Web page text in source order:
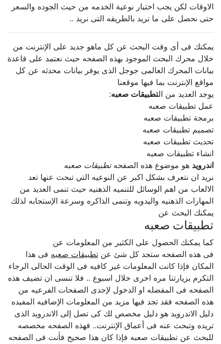
الاوقات لكن يجب اختيار نوعية الخدمه من حيث الجوده والسعر
حتى نحصل على ما نريد بالطريقه التى نريد ..
يمكنك فى أى وقت البحث عن كل ماهو جديد على الإنترنت من
خلال محرك البحث الموجود بهذه الصفحه حيث نعتمد على قاعدة
بيانات المحرك العالمى جوجل الذى يوفر بيانات محدثه عن كل
مواقع الإنترنت بما فيها موقعنا
يوجد العديد من ال تطبيقات صعبه:
عمل تطبيقات صعبه
برمجة تطبيقات صعبه
تصميم تطبيقات صعبه
تحديث تطبيقات صعبه
انشاء تطبيقات صعبه
اندرويدهو موضوع هذه الصفحهتطبيقات صعبه
نريد ان نتعرف بشكل اكبر عن النوعيه التي تبحث عنها تعد
الالعاب من اهم الوسائل للتنميه الذهنيه حيث تنمى العديد من
المهارات الذهنيه واليدويه وتنمى الذاكره وسرعة الإستجابه لذلك
يمكنك البحث عن
تطبيقات صعبه
كما يمكنك الحصول على الكثير من المعلومات عن
فى هذه الصفحه ستجد كل شئ عنتطبيقات صعبهفى هذا
المكان فإذا كانت المعلومات غير كافيه فى الوقت الحالى الرجاء
التكرم بزيارتنا مره اخرى خلال اسبوع .. فلا تنسى ان تضيف هذه
الصفحه فى المفضله او الدخول لإحدى الصفحات الفرعيه من
هذه الصفحه فقد تجد فيها مزيد من المعلومات الإضافيه المفيده
دليل الاندرويد هو دليل مخصص لك كى تصل إلى الاندرويد الذى
تريده وتبحث عنه فى أعماق الإنترنت.. فهذه الصفحه مخصصه
للبحث عن تطبيقات صعبه فإذا كان هذا صحيح فأنت فى الصفحه